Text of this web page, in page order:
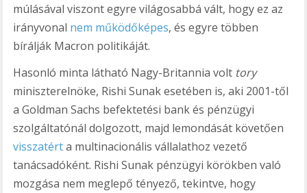
múlásával viszont egyre világosabbá vált, hogy ez az
irányvonal nem működőképes, és egyre többen
bírálják Macron politikáját.
Hasonló minta látható Nagy-Britannia volt tory
miniszterelnöke, Rishi Sunak esetében is, aki 2001-től
a Goldman Sachs befektetési bank és pénzügyi
szolgáltatónál dolgozott, majd lemondását követően
visszatérta multinacionális vállalathoz vezető
tanácsadóként. Rishi Sunak pénzügyi körökben való
mozgása nem meglepő tényező, tekintve, hogy